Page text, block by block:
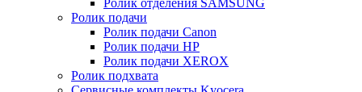
Ролик отделения SAMSUNG
Ролик подачи
Ролик подачи Canon
Ролик подачи HP
Ролик подачи XEROX
Ролик подхвата